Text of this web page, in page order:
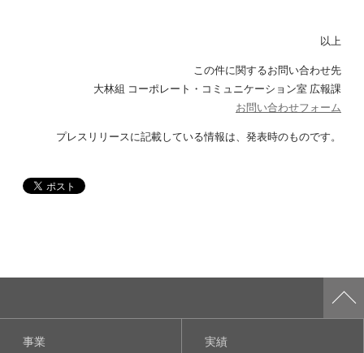
以上
この件に関するお問い合わせ先
大林組 コーポレート・コミュニケーション室 広報課
お問い合わせフォーム
プレスリリースに記載している情報は、発表時のものです。
事業 実績